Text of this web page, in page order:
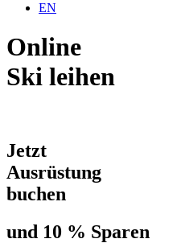
EN
Online
Ski leihen
Jetzt
Ausrüstung
buchen
und 10 % Sparen